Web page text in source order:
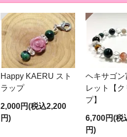
Happy KAERU スト
ラップ
2,000円(税込2,200
円)
ヘキサゴン
レット【
プ】
6,700円(税
円)